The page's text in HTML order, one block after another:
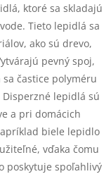
ktoré sa skladajú
Tieto lepidlá sa
ako sú drevo,
pevný spoj,
častice polyméru
lepidlá sú
a pri domácich
biele lepidlo
vďaka čomu
poskytuje spoľahlivý